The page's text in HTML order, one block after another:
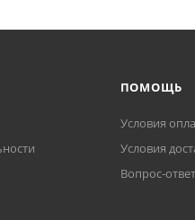
ПОМОЩЬ
Условия
Условия
Вопрос-ответ